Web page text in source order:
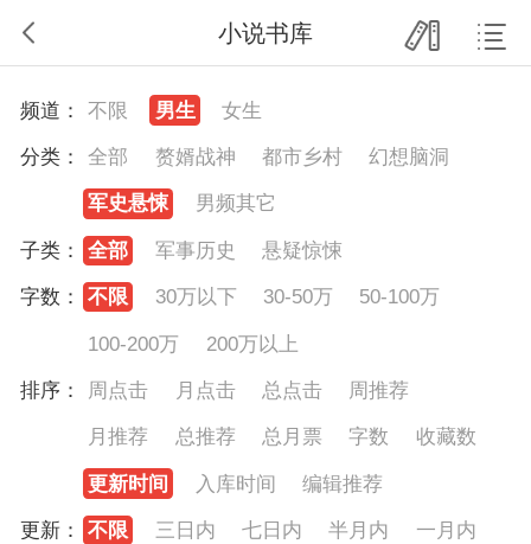
小说书库
频道： 不限 男生
女生
分类：
全部 赘婿战神 都市乡村
幻想脑洞
军史悬悚
男频其它
子类：
全部 军事历史
悬疑惊悚
字数：
不限 30万以下 30-50万
50-100万
100-200万
200万以上
排序：
周点击 月点击 总点击
周推荐
月推荐
总推荐 总月票 字数
收藏数
更新时间
入库时间
编辑推荐
更新：
不限 三日内 七日内 半月内
一月内